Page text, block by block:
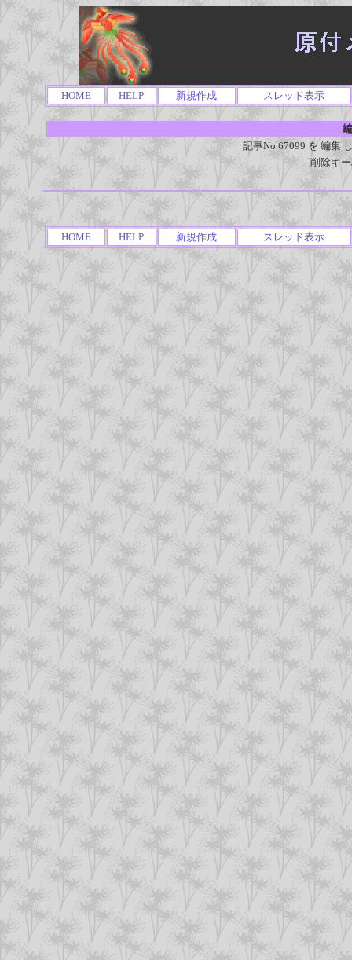
HOME HELP 新規作成 スレッド表示
記事No.67099 を 編集
削除キ
HOME HELP 新規作成 スレッド表示